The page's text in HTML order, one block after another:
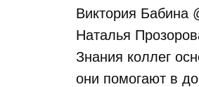
Виктория Бабина
Наталья
Знания коллег
они помогают в